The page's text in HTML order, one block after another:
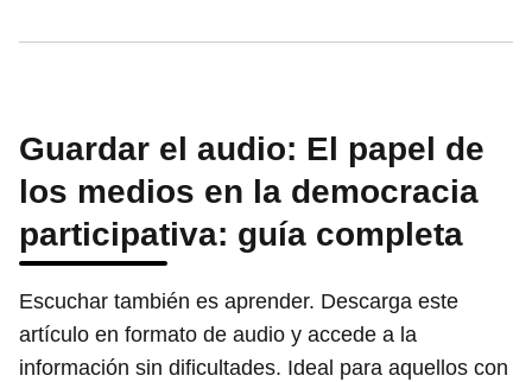
Guardar el audio: El papel de
los medios en la democracia
participativa: guía completa
Escuchar también es aprender. Descarga este
artículo en formato de audio y accede a la
información sin dificultades. Ideal para aquellos con